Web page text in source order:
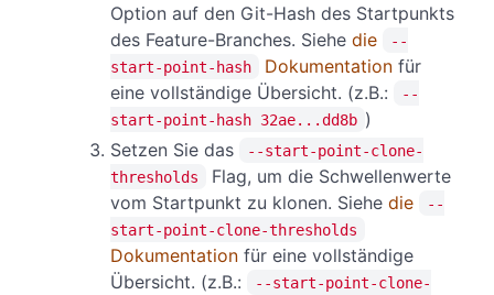
Option auf den Git-Hash des Startpunkts
des Feature-Branches. Siehe die
--
start-point-hash
Dokumentation für
eine vollständige Übersicht. (z.B.:
--
start-point-hash 32ae...dd8b )
Setzen Sie das
--start-point-clone-
thresholds
Flag, um die Schwellenwerte
vom Startpunkt zu klonen. Siehe die
--
start-point-clone-thresholds
Dokumentation für eine vollständige
Übersicht. (z.B.:
--start-point-clone-